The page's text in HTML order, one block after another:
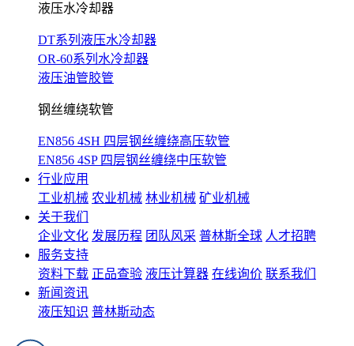
液压水冷却器
DT系列液压水冷却器
OR-60系列水冷却器
液压油管胶管
钢丝缠绕软管
EN856 4SH 四层钢丝缠绕高压软管
EN856 4SP 四层钢丝缠绕中压软管
行业应用
工业机械 农业机械 林业机械 矿业机械
关于我们
企业文化 发展历程 团队风采 普林斯全球 人才招聘
服务支持
资料下载 正品查验 液压计算器 在线询价 联系我们
新闻资讯
液压知识 普林斯动态